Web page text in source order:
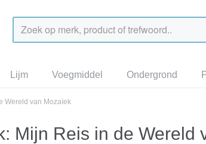
Lijm Voegmiddel Ondergrond
Wereld van Mozaïek
Mijn Reis in de Wereld